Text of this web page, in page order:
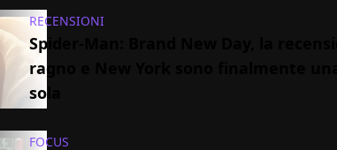
RECENSIONI
Spider-Man: Brand New Day, la
ragno e New York sono finalmente una
sola
FOCUS